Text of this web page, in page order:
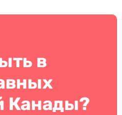
в
Канады?